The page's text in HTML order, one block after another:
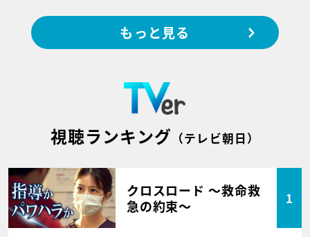
もっと見る
視聴ランキング （テレビ朝日）
クロスロード ～救命救
急の約束～
1